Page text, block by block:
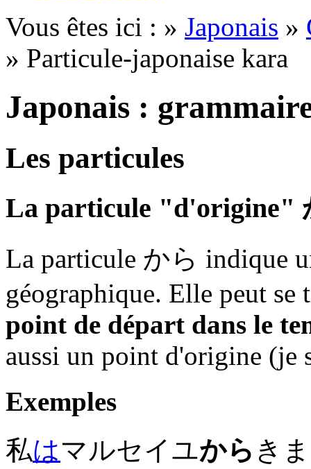
Vous êtes ici : » Japonais »
» Particule-japonaise kara
Japonais :
Les particules
La particule "d'origine"
La particule から indique
géographique. Elle peut
point de départ dans le
aussi un point d'origine (je
Exemples
私はマルセイユから き